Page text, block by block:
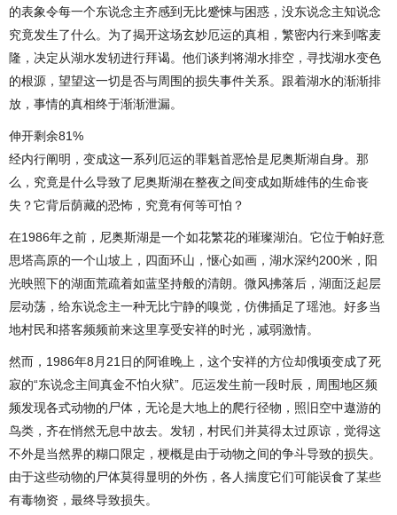
的表象令每一个东说念主齐感到无比蹙悚与困惑，没东说念主知说念
究竟发生了什么。为了揭开这场玄妙厄运的真相，繁密内行来到喀麦
隆，决定从湖水发轫进行拜谒。他们谈判将湖水排空，寻找湖水变色
的根源，望望这一切是否与周围的损失事件关系。跟着湖水的渐渐排
放，事情的真相终于渐渐泄漏。
伸开剩余81%
经内行阐明，变成这一系列厄运的罪魁首恶恰是尼奥斯湖自身。那
么，究竟是什么导致了尼奥斯湖在整夜之间变成如斯雄伟的生命丧
失？它背后荫藏的恐怖，究竟有何等可怕？
在1986年之前，尼奥斯湖是一个如花繁花的璀璨湖泊。它位于帕好意
思塔高原的一个山坡上，四面环山，惬心如画，湖水深约200米，阳
光映照下的湖面荒疏着如蓝坚持般的清朗。微风拂落后，湖面泛起层
层动荡，给东说念主一种无比宁静的嗅觉，仿佛插足了瑶池。好多当
地村民和搭客频频前来这里享受安祥的时光，减弱激情。
然而，1986年8月21日的阿谁晚上，这个安祥的方位却俄顷变成了死
寂的“东说念主间真金不怕火狱”。厄运发生前一段时辰，周围地区频
频发现各式动物的尸体，无论是大地上的爬行径物，照旧空中遨游的
鸟类，齐在悄然无息中故去。发轫，村民们并莫得太过原谅，觉得这
不外是当然界的糊口限定，梗概是由于动物之间的争斗导致的损失。
由于这些动物的尸体莫得显明的外伤，各人揣度它们可能误食了某些
有毒物资，最终导致损失。